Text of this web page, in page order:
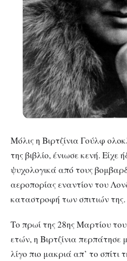
Μόλις η Βιρτζίνια Γούλφ
της βιβλίο, ένιωσε κενή. Είχε
ψυχολογικά από τους
αεροπορίας εναντίον του
καταστροφή των σπιτιών της.
Το πρωί της 28ης Μαρτίου
ετών, η Βιρτζίνια περπάτησε
λίγο πιο μακριά απ’ το σπίτι